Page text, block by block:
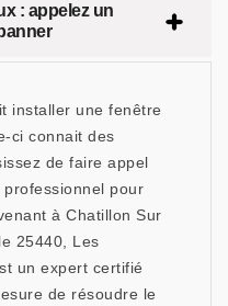
: appelez un
installer une fenêtre
ci connait des
de faire appel
pour
à Chatillon Sur
25440, Les
un expert certifié
de résoudre le